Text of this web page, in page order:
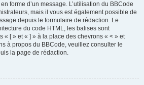
forme d’un message. L’utilisation du BBCode
mais il vous est également possible de
depuis le formulaire de rédaction. Le
du code HTML, les balises sont
« [ » et « ] » à la place des chevrons « < » et
à propos du BBCode, veuillez consulter le
la page de rédaction.